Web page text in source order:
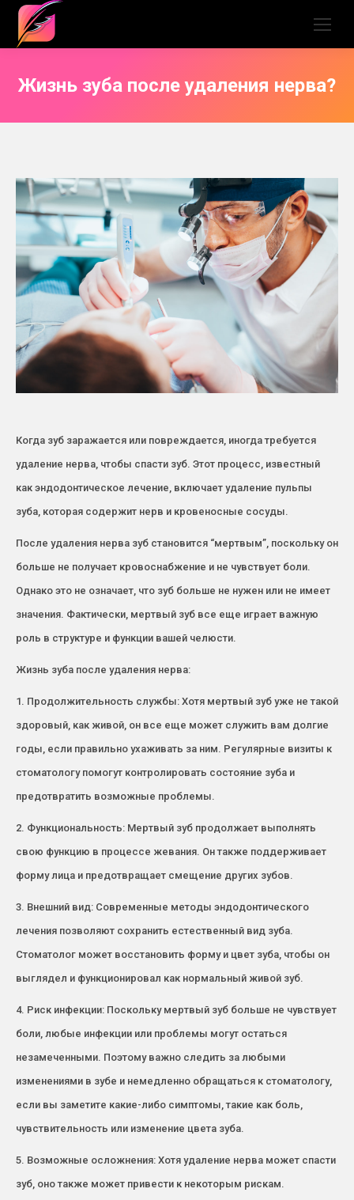
Жизнь зуба после удаления нерва?
Когда зуб заражается или повреждается, иногда требуется
удаление нерва, чтобы спасти зуб. Этот процесс, известный
как эндодонтическое лечение, включает удаление пульпы
зуба, которая содержит нерв и кровеносные сосуды.
После удаления нерва зуб становится “мертвым”, поскольку он
больше не получает кровоснабжение и не чувствует боли.
Однако это не означает, что зуб больше не нужен или не имеет
значения. Фактически, мертвый зуб все еще играет важную
роль в структуре и функции вашей челюсти.
Жизнь зуба после удаления нерва:
1. Продолжительность службы: Хотя мертвый зуб уже не такой
здоровый, как живой, он все еще может служить вам долгие
годы, если правильно ухаживать за ним. Регулярные визиты к
стоматологу помогут контролировать состояние зуба и
предотвратить возможные проблемы.
2. Функциональность: Мертвый зуб продолжает выполнять
свою функцию в процессе жевания. Он также поддерживает
форму лица и предотвращает смещение других зубов.
3. Внешний вид: Современные методы эндодонтического
лечения позволяют сохранить естественный вид зуба.
Стоматолог может восстановить форму и цвет зуба, чтобы он
выглядел и функционировал как нормальный живой зуб.
4. Риск инфекции: Поскольку мертвый зуб больше не чувствует
боли, любые инфекции или проблемы могут остаться
незамеченными. Поэтому важно следить за любыми
изменениями в зубе и немедленно обращаться к стоматологу,
если вы заметите какие-либо симптомы, такие как боль,
чувствительность или изменение цвета зуба.
5. Возможные осложнения: Хотя удаление нерва может спасти
зуб, оно также может привести к некоторым рискам.